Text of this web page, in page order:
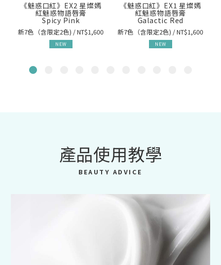
《魅惑口紅》EX2 星燦嫣
紅魅惑物語唇膏
Spicy Pink
新7色（含限定2色) / NT$1,600
NEW
《魅惑口紅》EX1 星燦嫣
紅魅惑物語唇膏
Galactic Red
新7色（含限定2色) / NT$1,600
NEW
產品使用教學
BEAUTY ADVICE